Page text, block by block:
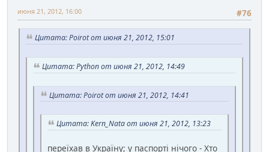
#76
июня 21, 2012, 16:00
Цитата: Poirot от июня 21, 2012, 15:01
Цитата: Python от июня 21, 2012, 14:49
Цитата: Poirot от июня 21, 2012, 14:41
Цитата: Kern_Nata от июня 21, 2012, 13:23
переїхав в Україну; у паспорті нічого - Хто